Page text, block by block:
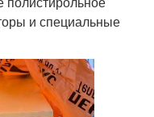
и специальные